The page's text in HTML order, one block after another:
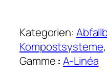
Kategorien:
Kompostsysteme
Gamme : A-Linéa